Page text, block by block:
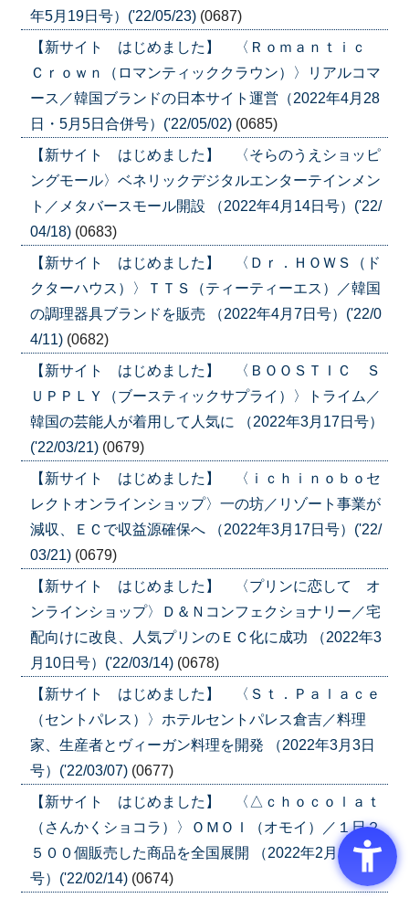
年5月19日号）('22/05/23) (0687)
【新サイト はじめました】 〈Ｒｏｍａｎｔｉｃ
Ｃｒｏｗｎ（ロマンティッククラウン）〉リアルコマ
ース／韓国ブランドの日本サイト運営（2022年4月28
日・5月5日合併号）('22/05/02) (0685)
【新サイト はじめました】 〈そらのうえショッピ
ングモール〉ベネリックデジタルエンターテインメン
ト／メタバースモール開設 （2022年4月14日号）('22/
04/18) (0683)
【新サイト はじめました】 〈Ｄｒ．ＨＯＷＳ（ド
クターハウス）〉ＴＴＳ（ティーティーエス）／韓国
の調理器具ブランドを販売 （2022年4月7日号）('22/0
4/11) (0682)
【新サイト はじめました】 〈ＢＯＯＳＴＩＣ Ｓ
ＵＰＰＬＹ（ブースティックサプライ）〉トライム／
韓国の芸能人が着用して人気に （2022年3月17日号）
('22/03/21) (0679)
【新サイト はじめました】 〈ｉｃｈｉｎｏｂｏセ
レクトオンラインショップ〉一の坊／リゾート事業が
減収、ＥＣで収益源確保へ （2022年3月17日号）('22/
03/21) (0679)
【新サイト はじめました】 〈プリンに恋して オ
ンラインショップ〉Ｄ＆Ｎコンフェクショナリー／宅
配向けに改良、人気プリンのＥＣ化に成功 （2022年3
月10日号）('22/03/14) (0678)
【新サイト はじめました】 〈Ｓｔ．Ｐａｌａｃｅ
（セントパレス）〉ホテルセントパレス倉吉／料理
家、生産者とヴィーガン料理を開発 （2022年3月3日
号）('22/03/07) (0677)
【新サイト はじめました】 〈△ｃｈｏｃｏｌａｔ
（さんかくショコラ）〉ＯＭＯＩ（オモイ）／１日２
５００個販売した商品を全国展開 （2022年2月10日
号）('22/02/14) (0674)